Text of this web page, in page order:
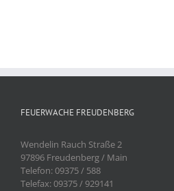
FEUERWACHE FREUDENBERG
Wendelin Rauch Straße 2
97896 Freudenberg / Main
Telefon: 09375 / 588
Telefax: 09375 / 929141